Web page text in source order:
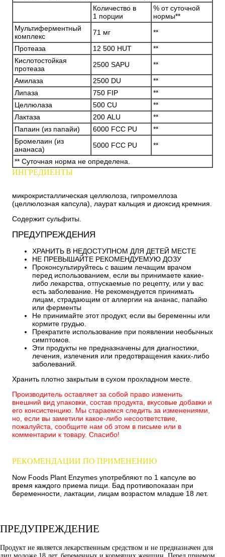
Количество в
1 порции
% от суточной
нормы**
Мультиферментный
комплекс
71 мг
**
Протеаза
12 500 HUT
**
Кислотостойкая
протеаза
2500 SAPU
**
Амилаза
2500 DU
**
Липаза
750 FIP
**
Целлюлаза
500 CU
**
Лактаза
200 ALU
**
Папаин (из папайи)
6000 FCC PU
**
Бромелаин (из
ананаса)
5000 FCC PU
**
** Суточная норма не определена.
ИНГРЕДИЕНТЫ
микрокристаллическая целлюлоза, гипромеллоза
(целлюлозная капсула), лаурат кальция и диоксид кремния.
Содержит сульфиты.
ПРЕДУПРЕЖДЕНИЯ
ХРАНИТЬ В НЕДОСТУПНОМ ДЛЯ ДЕТЕЙ МЕСТЕ
НЕ ПРЕВЫШАЙТЕ РЕКОМЕНДУЕМУЮ ДОЗУ
Проконсультируйтесь с вашим лечащим врачом
перед использованием, если вы принимаете какие-
либо лекарства, отпускаемые по рецепту, или у вас
есть заболевание. Не рекомендуется принимать
лицам, страдающим от аллергии на ананас, папайю
или ферменты
Не принимайте этот продукт, если вы беременны или
кормите грудью.
Прекратите использование при появлении необычных
симптомов.
Эти продукты не предназначены для диагностики,
лечения, излечения или предотвращения каких-либо
заболеваний.
Хранить плотно закрытым в сухом прохладном месте.
Производитель оставляет за собой право изменить
внешний вид упаковки, состав продукта, вкусовые добавки и
его консистенцию. Мы стараемся следить за изменениями,
но, если вы заметили какое-либо несоответствие,
пожалуйста, сообщите нам об этом в письме или в
комментарии к товару. Спасибо!
РЕКОМЕНДАЦИИ ПО ПРИМЕНЕНИЮ
Now Foods Plant Enzymes употребляют по 1 капсуле во
время каждого приема пищи. Бад противопоказан при
беременности, лактации, лицам возрастом младше 18 лет.
ПРЕДУПРЕЖДЕНИЕ
Продукт не является лекарственным средством и не предназначен для